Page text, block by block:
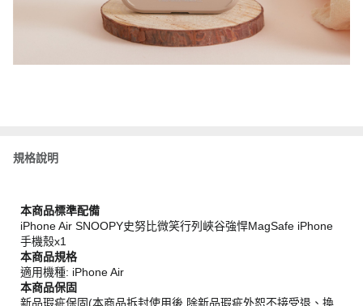
規格說明
本商品標準配備
iPhone Air SNOOPY史努比微笑行列峽谷強悍MagSafe iPhone
手機殼x1
本商品規格
適用機種: iPhone Air
本商品保固
新品瑕疵保固(本商品拆封使用後,除新品瑕疵外恕不接受退、換